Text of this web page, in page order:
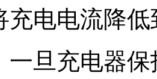
充电电流降
充电器保